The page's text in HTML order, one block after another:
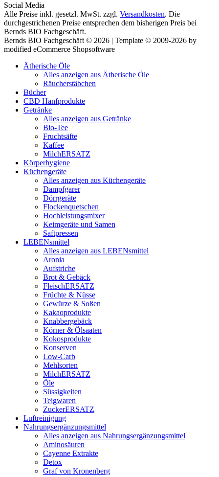
Social Media
Alle Preise inkl. gesetzl. MwSt. zzgl. Versandkosten. Die
durchgestrichenen Preise entsprechen dem bisherigen Preis bei
Bernds BIO Fachgeschäft.
Bernds BIO Fachgeschäft © 2026 | Template © 2009-2026 by
modified eCommerce Shopsoftware
Ätherische Öle
Alles anzeigen aus Ätherische Öle
Räucherstäbchen
Bücher
CBD Hanfprodukte
Getränke
Alles anzeigen aus Getränke
Bio-Tee
Fruchtsäfte
Kaffee
MilchERSATZ
Körperhygiene
Küchengeräte
Alles anzeigen aus Küchengeräte
Dampfgarer
Dörrgeräte
Flockenquetschen
Hochleistungsmixer
Keimgeräte und Samen
Saftpressen
LEBENsmittel
Alles anzeigen aus LEBENsmittel
Aronia
Aufstriche
Brot & Gebäck
FleischERSATZ
Früchte & Nüsse
Gewürze & Soßen
Kakaoprodukte
Knabbergebäck
Körner & Ölsaaten
Kokosprodukte
Konserven
Low-Carb
Mehlsorten
MilchERSATZ
Öle
Süssigkeiten
Teigwaren
ZuckerERSATZ
Luftreinigung
Nahrungsergänzungsmittel
Alles anzeigen aus Nahrungsergänzungsmittel
Aminosäuren
Cayenne Extrakte
Detox
Graf von Kronenberg